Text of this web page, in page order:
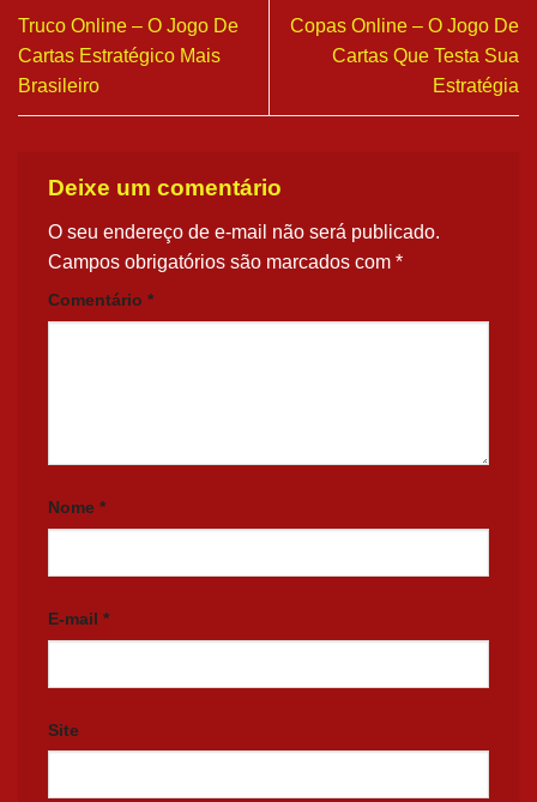
Truco Online – O Jogo De
Cartas Estratégico Mais
Brasileiro
Copas Online – O Jogo De
Cartas Que Testa Sua
Estratégia
Deixe um comentário
O seu endereço de e-mail não será publicado.
Campos obrigatórios são marcados com *
Comentário *
Nome *
E-mail *
Site